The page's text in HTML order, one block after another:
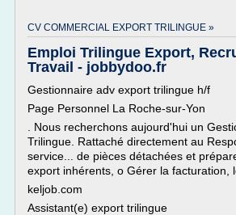
CV COMMERCIAL EXPORT TRILINGUE »
Emploi Trilingue Export,
Travail - jobbydoo.fr
Gestionnaire adv export trilingue h/f
Page Personnel La Roche-sur-Yon
. Nous recherchons aujourd'hui un
Trilingue. Rattaché directement au
service... de pièces détachées et
export inhérents, o Gérer la facturation,
keljob.com
Assistant(e) export trilingue